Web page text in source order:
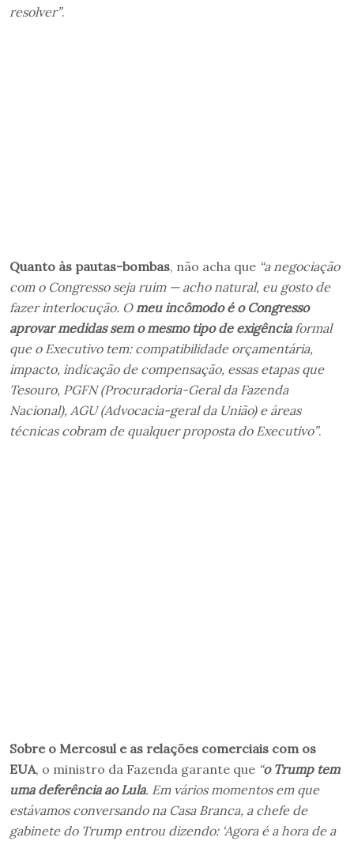
resolver”.
Quanto às pautas-bombas, não acha que “a negociação
com o Congresso seja ruim — acho natural, eu gosto de
fazer interlocução. O meu incômodo é o Congresso
aprovar medidas sem o mesmo tipo de exigênciaformal
que o Executivo tem: compatibilidade orçamentária,
impacto, indicação de compensação, essas etapas que
Tesouro, PGFN (Procuradoria-Geral da Fazenda
Nacional), AGU (Advocacia-geral da União) e áreas
técnicas cobram de qualquer proposta do Executivo”.
Sobre o Mercosul e as relações comerciais com os
EUA, o ministro da Fazenda garante que “o Trump tem
uma deferência ao Lula. Em vários momentos em que
estávamos conversando na Casa Branca, a chefe de
gabinete do Trump entrou dizendo: ‘Agora é a hora de a